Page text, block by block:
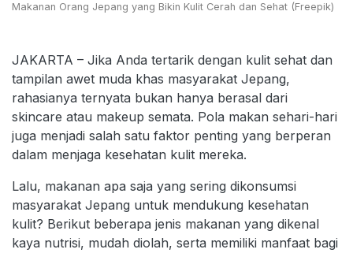
Makanan Orang Jepang yang Bikin Kulit Cerah dan Sehat (Freepik)
JAKARTA – Jika Anda tertarik dengan kulit sehat dan
tampilan awet muda khas masyarakat Jepang,
rahasianya ternyata bukan hanya berasal dari
skincare atau makeup semata. Pola makan sehari-hari
juga menjadi salah satu faktor penting yang berperan
dalam menjaga kesehatan kulit mereka.
Lalu, makanan apa saja yang sering dikonsumsi
masyarakat Jepang untuk mendukung kesehatan
kulit? Berikut beberapa jenis makanan yang dikenal
kaya nutrisi, mudah diolah, serta memiliki manfaat bagi